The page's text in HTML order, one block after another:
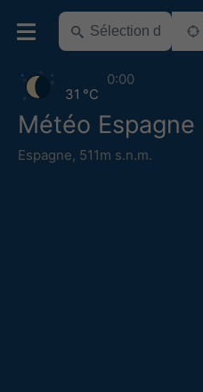
Météo Espagne
Espagne, 511m s.n.m.
31 °C
0:00